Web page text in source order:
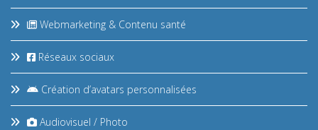
Webmarketing & Contenu santé
Réseaux sociaux
Création d’avatars personnalisées
Audiovisuel / Photo